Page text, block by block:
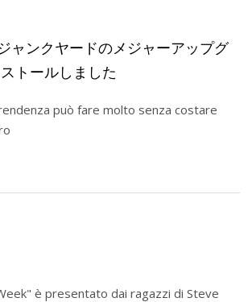
ャンクヤードのメジャーアップグ
トールしました
può fare molto senza costare
è presentato dai ragazzi di Steve